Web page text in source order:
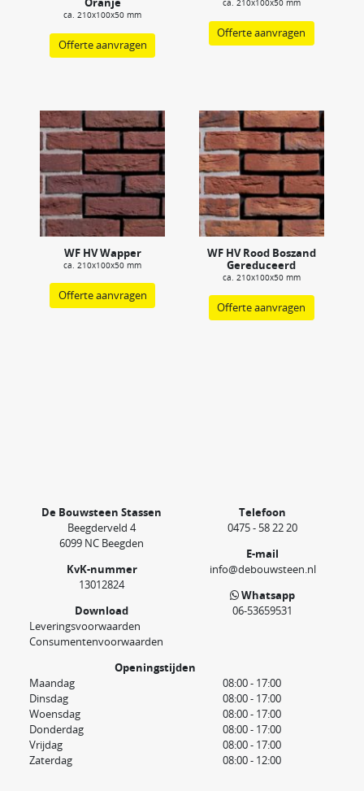
ca. 210x100x50 mm
Offerte aanvragen
ca. 210x100x50 mm
Offerte aanvragen
WF HV Wapper
ca. 210x100x50 mm
Offerte aanvragen
WF HV Rood Boszand
Gereduceerd
ca. 210x100x50 mm
Offerte aanvragen
De Bouwsteen Stassen
Beegderveld 4
6099 NC Beegden
KvK-nummer
13012824
Download
Leveringsvoorwaarden
Consumentenvoorwaarden
Telefoon
0475 - 58 22 20
E-mail
info@debouwsteen.nl
Whatsapp
06-53659531
Openingstijden
Maandag
08:00 - 17:00
Dinsdag
08:00 - 17:00
Woensdag
08:00 - 17:00
Donderdag
08:00 - 17:00
Vrijdag
08:00 - 17:00
Zaterdag
08:00 - 12:00